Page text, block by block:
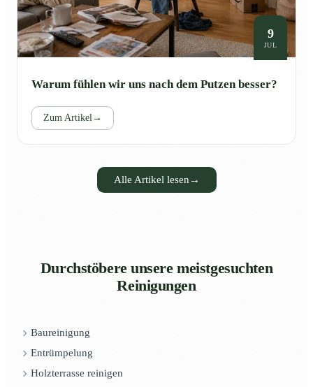
9
JUL
Warum fühlen wir uns nach dem Putzen besser?
Zum Artikel→
Alle Artikel lesen →
Durchstöbere unsere meistgesuchten
Reinigungen
Baureinigung
Entrümpelung
Holzterrasse reinigen